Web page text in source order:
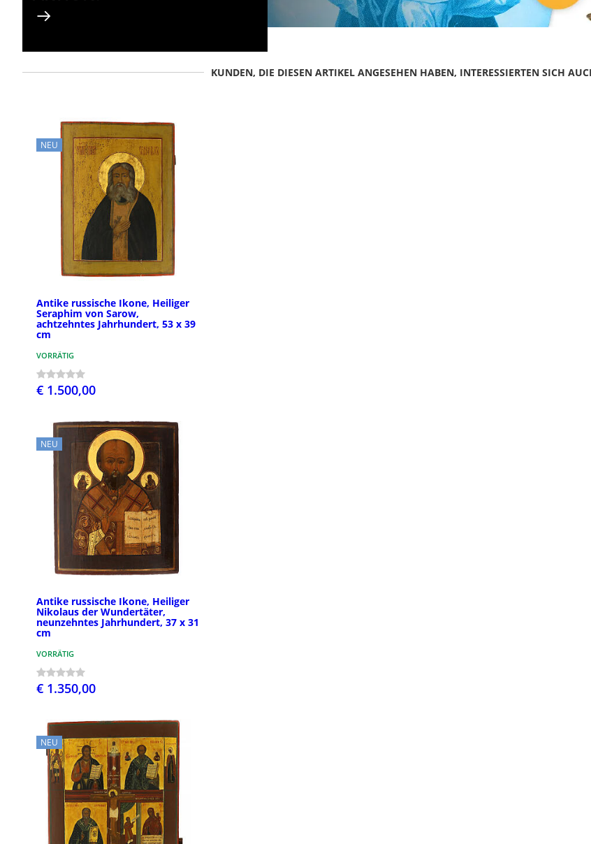
KUNDEN, DIE DIESEN ARTIKEL ANGESEHEN HABEN, INTERESSIERTEN SICH
NEU
Antike russische Ikone, Heiliger
Seraphim von Sarow,
achtzehntes Jahrhundert, 53 x 39
cm
VORRÄTIG
€ 1.500,00
NEU
Antike russische Ikone, Heiliger
Nikolaus der Wundertäter,
neunzehntes Jahrhundert, 37 x 31
cm
VORRÄTIG
€ 1.350,00
NEU